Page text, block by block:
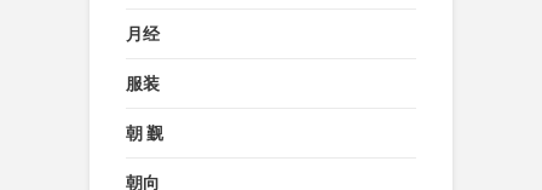
月经
服装
朝 觐
朝向